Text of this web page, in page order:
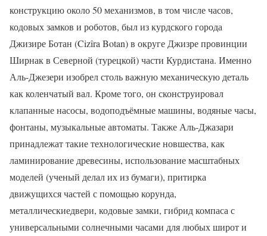
конструкцию около 50 механизмов, в том числе часов,
кодовых замков и роботов, был из курдского города
Джизире Ботан (Cizîra Botan) в округе Джизре провинции
Ширнак в Северной (турецкой) части Курдистана. Именно
Аль-Джезери изобрел столь важную механическую деталь
как коленчатый вал. Кроме того, он сконструировал
клапанные насосы, водоподъёмные машины, водяные часы,
фонтаны, музыкальные автоматы. Также Аль-Джазари
принадлежат такие технологические новшества, как
ламинирование древесины, использование масштабных
моделей (ученый делал их из бумаги), притирка
движущихся частей с помощью корунда,
металлическиедвери, кодовые замки, гибрид компаса с
универсальными солнечными часами для любых широт и